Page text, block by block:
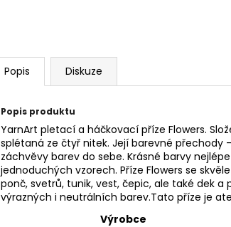
Popis Diskuze
Popis produktu
YarnArt pletací a háčkovací příze Flowers.
splétaná ze čtyř nitek. Její barevné
záchvěvy barev do sebe. Krásné barvy
jednoduchých vzorech. Příze Flowers se
ponč, svetrů, tunik, vest, čepic, ale také dek
výrazných i neutrálních barev.Tato příze je
Výrobce